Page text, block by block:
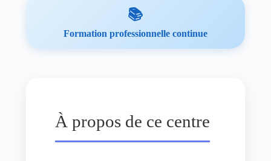
📚
Formation professionnelle continue
À propos de ce centre